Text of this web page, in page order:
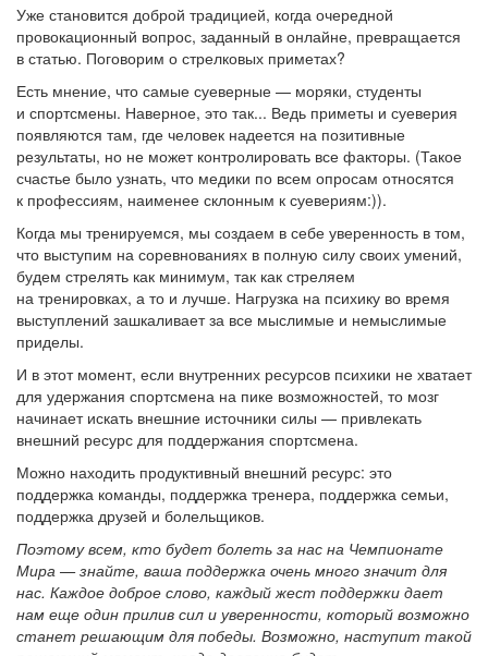
Уже становится доброй традицией, когда очередной
провокационный вопрос, заданный в онлайне, превращается
в статью. Поговорим о стрелковых приметах?
Есть мнение, что самые суеверные — моряки, студенты
и спортсмены. Наверное, это так... Ведь приметы и суеверия
появляются там, где человек надеется на позитивные
результаты, но не может контролировать все факторы. (Такое
счастье было узнать, что медики по всем опросам относятся
к профессиям, наименее склонным к суевериям:)).
Когда мы тренируемся, мы создаем в себе уверенность в том,
что выступим на соревнованиях в полную силу своих умений,
будем стрелять как минимум, так как стреляем
на тренировках, а то и лучше. Нагрузка на психику во время
выступлений зашкаливает за все мыслимые и немыслимые
приделы.
И в этот момент, если внутренних ресурсов психики не хватает
для удержания спортсмена на пике возможностей, то мозг
начинает искать внешние источники силы — привлекать
внешний ресурс для поддержания спортсмена.
Можно находить продуктивный внешний ресурс: это
поддержка команды, поддержка тренера, поддержка семьи,
поддержка друзей и болельщиков.
Поэтому всем, кто будет болеть за нас на Чемпионате
Мира — знайте, ваша поддержка очень много значит для
нас. Каждое доброе слово, каждый жест поддержки дает
нам еще один прилив сил и уверенности, который возможно
станет решающим для победы. Возможно, наступит такой